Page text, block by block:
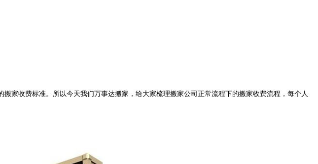
家收费标准。所以今天我们万事达搬家，给大家梳理搬家公司正常流程下的搬家收费流程，每个人